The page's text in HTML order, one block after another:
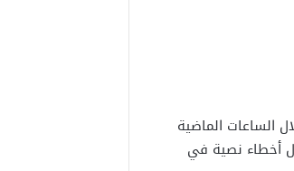
الساعات الماضية
أخطاء نصية في